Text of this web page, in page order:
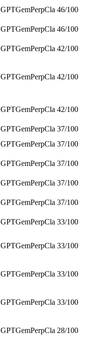
GPTGemPerpCla 46/100
GPTGemPerpCla 46/100
GPTGemPerpCla 42/100
GPTGemPerpCla 42/100
GPTGemPerpCla 42/100
GPTGemPerpCla 37/100
GPTGemPerpCla 37/100
GPTGemPerpCla 37/100
GPTGemPerpCla 37/100
GPTGemPerpCla 37/100
GPTGemPerpCla 33/100
GPTGemPerpCla 33/100
GPTGemPerpCla 33/100
GPTGemPerpCla 33/100
GPTGemPerpCla 28/100